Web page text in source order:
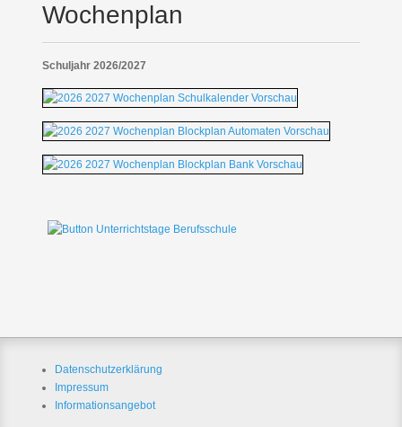
Wochenplan
Schuljahr 2026/2027
Datenschutzerklärung
Impressum
Informationsangebot